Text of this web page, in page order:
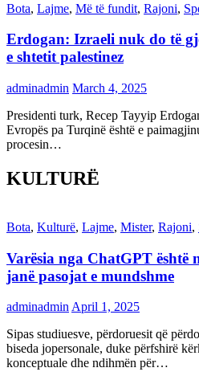
Bota, Lajme, Më të fundit, Rajoni,
Erdogan: Izraeli nuk do të
e shtetit palestinez
adminadmin March 4, 2025
Presidenti turk, Recep Tayyip
Evropës pa Turqinë është e
procesin…
KULTURË
Bota, Kulturë, Lajme, Mister, Rajoni,
Varësia nga ChatGPT
janë pasojat e mundshme
adminadmin April 1, 2025
Sipas studiuesve, përdoruesit që
biseda jopersonale, duke përfshirë
konceptuale dhe ndihmën për…